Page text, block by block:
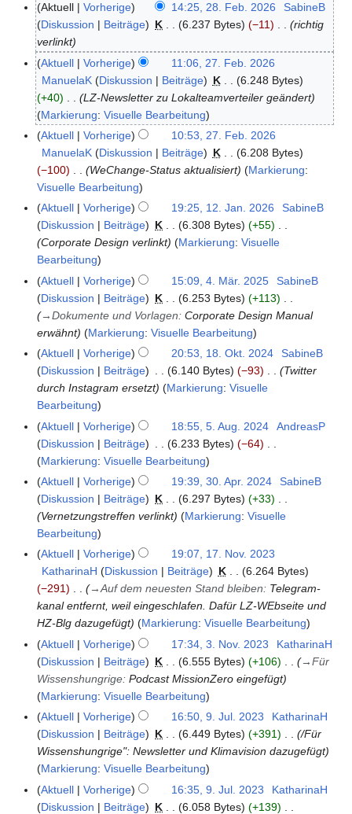
2
F
Aktuell Vorherige 14:25, 28. Feb. 2026
SabineB
Diskussion
Beiträge K 6.237 Bytes −11
richtig
verlinkt
2
e
Aktuell Vorherige
11:06, 27. Feb. 2026
ManuelaK Diskussion Beiträge K
6.248 Bytes
+40
LZ-Newsletter zu Lokalteamverteiler geändert
Markierung:Visuelle Bearbeitung
Aktuell
Vorherige
10:53, 27. Feb. 2026
ManuelaK Diskussion Beiträge K
6.208 Bytes
−100
WeChange-Status aktualisiert Markierung:
Visuelle Bearbeitung
1
a
Aktuell Vorherige 19:25, 12. Jan. 2026
SabineB
Diskussion
Beiträge K 6.308 Bytes
+55
Corporate Design verlinkt
Markierung:Visuelle
Bearbeitung
4
Aktuell Vorherige 15:09, 4. Mär. 2025
SabineB
Diskussion
Beiträge K 6.253 Bytes
+113
→Dokumente und Vorlagen:Corporate Design Manual
erwähnt
Markierung:Visuelle Bearbeitung
1
k
Aktuell Vorherige 20:53, 18. Okt. 2024
SabineB
Diskussion
Beiträge 6.140 Bytes −93
Twitter
durch Instagram ersetzt
Markierung:Visuelle
Bearbeitung
5
u
Aktuell Vorherige 18:55, 5. Aug. 2024
AndreasP
Diskussion
Beiträge 6.233 Bytes
−64
K
e
i
n
e
e
r
i
t
u
n
g
s
z
u
s
a
Markierung:Visuelle Bearbeitung
3
p
Aktuell Vorherige 19:39, 30. Apr. 2024
SabineB
Diskussion
Beiträge K 6.297 Bytes
+33
Vernetzungstreffen verlinkt
Markierung:Visuelle
Bearbeitung
1
v
Aktuell Vorherige
19:07, 17. Nov. 2023
KatharinaH
Diskussion Beiträge K
6.264 Bytes
−291
→Auf dem neuesten Stand bleiben: Telegram-
kanal entfernt, weil eingeschlafen. Dafür LZ-WEbseite und
HZ-Blg dazugefügt
Markierung:Visuelle Bearbeitung
3
v
Aktuell Vorherige 17:34, 3. Nov. 2023
KatharinaH
Diskussion
Beiträge K 6.555 Bytes +106 →Für
Wissenshungrige:Podcast MissionZero eingefügt
Markierung:Visuelle Bearbeitung
9
Aktuell Vorherige 16:50, 9. Jul. 2023
KatharinaH
Diskussion
Beiträge K 6.449 Bytes +391
/Für
Wissenshungrige": Newsletter und Klimavision dazugefügt
Markierung:Visuelle Bearbeitung
Aktuell
Vorherige 16:35, 9. Jul. 2023
KatharinaH
Diskussion
Beiträge K 6.058 Bytes
+139